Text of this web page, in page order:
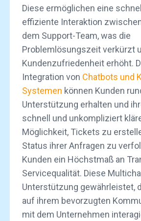
Diese ermöglichen eine
effiziente Interaktion
dem Support-Team, was die
Problemlösungszeit verkürzt
Kundenzufriedenheit erhöht.
Integration von Chatbots und
Systemen können Kunden
Unterstützung erhalten und
schnell und unkompliziert
Möglichkeit, Tickets zu
Status ihrer Anfragen zu
Kunden ein Höchstmaß an
Servicequalität. Diese
Unterstützung gewährleistet,
auf ihrem bevorzugten
mit dem Unternehmen